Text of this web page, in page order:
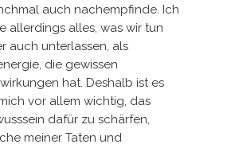
auch nachempfinde. Ich
allerdings alles, was wir tun
auch unterlassen, als
die gewissen
hat. Deshalb ist es
vor allem wichtig, das
dafür zu schärfen,
meiner Taten und